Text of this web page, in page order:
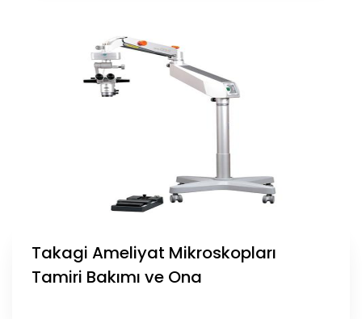
Takagi Ameliyat Mikroskopları
Tamiri Bakımı ve Ona